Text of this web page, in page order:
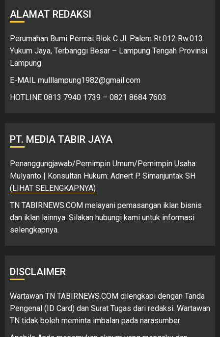
ALAMAT REDAKSI
Perumahan Bumi Permai Blok C Jl. Palem Rt.012 Rw.013
Yukum Jaya, Terbanggi Besar – Lampung Tengah Provinsi
Lampung
E-MAIL mulllampung1982@gmail.com
HOTLINE 0813 7940 1739 – 0821 8684 7603
PT. MEDIA TABIR JAYA
Penanggungjawab/Pemimpin Umum/Pemimpin Usaha:
Mulyanto | Konsultan Hukum: Adnert P. Simanjuntak SH
(LIHAT SELENGKAPNYA)
TN TABIRNEWS.COM melayani pemasangan iklan bisnis
dan iklan lainnya. Silakan hubungi kami untuk informasi
selengkapnya.
DISCLAIMER
Wartawan TN TABIRNEWS.COM dilengkapi dengan Tanda
Pengenal (ID Card) dan Surat Tugas dari redaksi. Wartawan
TN tidak boleh meminta imbalan pada narasumber.